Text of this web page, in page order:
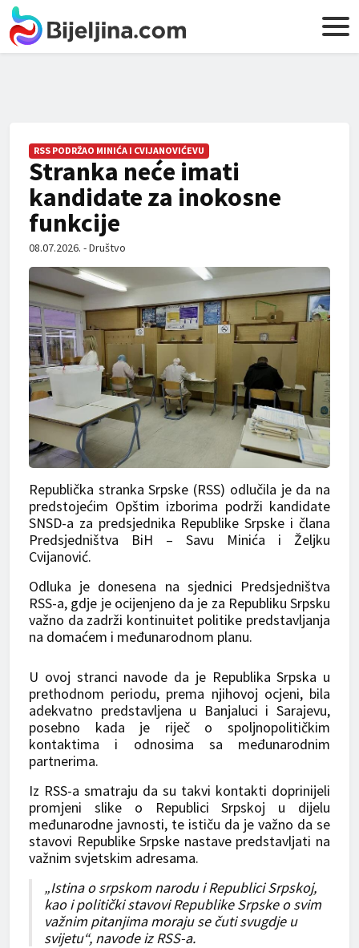
RSS PODRŽAO MINIĆA I CVIJANOVIĆEVU
Stranka neće imati
kandidate za inokosne
funkcije
08.07.2026. - Društvo
Republička stranka Srpske (RSS) odlučila je da na
predstojećim Opštim izborima podrži kandidate
SNSD-a za predsjednika Republike Srpske i člana
Predsjedništva BiH – Savu Minića i Željku
Cvijanović.
Odluka je donesena na sjednici Predsjedništva
RSS-a, gdje je ocijenjeno da je za Republiku Srpsku
važno da zadrži kontinuitet politike predstavljanja
na domaćem i međunarodnom planu.
U ovoj stranci navode da je Republika Srpska u
prethodnom periodu, prema njihovoj ocjeni, bila
adekvatno predstavljena u Banjaluci i Sarajevu,
posebno kada je riječ o spoljnopolitičkim
kontaktima i odnosima sa međunarodnim
partnerima.
Iz RSS-a smatraju da su takvi kontakti doprinijeli
promjeni slike o Republici Srpskoj u dijelu
međunarodne javnosti, te ističu da je važno da se
stavovi Republike Srpske nastave predstavljati na
važnim svjetskim adresama.
„Istina o srpskom narodu i Republici Srpskoj,
kao i politički stavovi Republike Srpske o svim
važnim pitanjima moraju se čuti svugdje u
svijetu“, navode iz RSS-a.